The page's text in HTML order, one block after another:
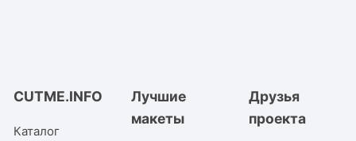
CUTME.INFO
Каталог
Лучшие
макеты
Друзья
проекта